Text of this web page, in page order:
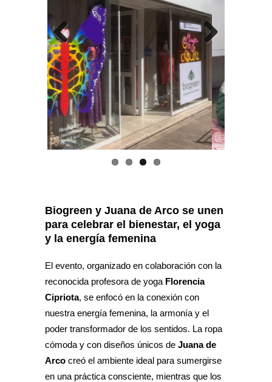
Previous Next
Biogreen y Juana de Arco se unen
para celebrar el bienestar, el yoga
y la energía femenina
El evento, organizado en colaboración con la
reconocida profesora de yoga Florencia
Cipriota, se enfocó en la conexión con
nuestra energía femenina, la armonía y el
poder transformador de los sentidos. La ropa
cómoda y con diseños únicos de Juana de
Arco creó el ambiente ideal para sumergirse
en una práctica consciente, mientras que los